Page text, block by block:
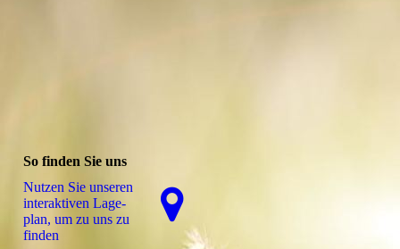
So finden Sie uns
Nutzen Sie unseren
interaktiven La­ge­
plan, um zu uns zu
finden